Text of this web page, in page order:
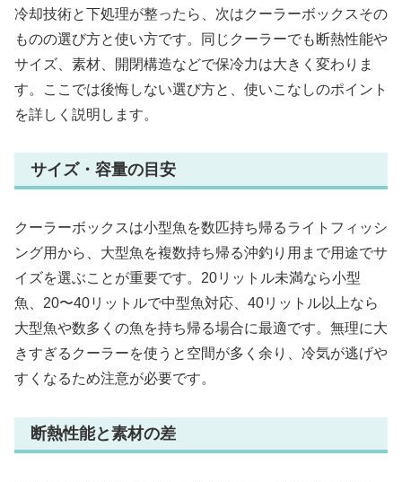
冷却技術と下処理が整ったら、次はクーラーボックスその
ものの選び方と使い方です。同じクーラーでも断熱性能や
サイズ、素材、開閉構造などで保冷力は大きく変わりま
す。ここでは後悔しない選び方と、使いこなしのポイント
を詳しく説明します。
サイズ・容量の目安
クーラーボックスは小型魚を数匹持ち帰るライトフィッシ
ング用から、大型魚を複数持ち帰る沖釣り用まで用途でサ
イズを選ぶことが重要です。20リットル未満なら小型
魚、20〜40リットルで中型魚対応、40リットル以上なら
大型魚や数多くの魚を持ち帰る場合に最適です。無理に大
きすぎるクーラーを使うと空間が多く余り、冷気が逃げや
すくなるため注意が必要です。
断熱性能と素材の差